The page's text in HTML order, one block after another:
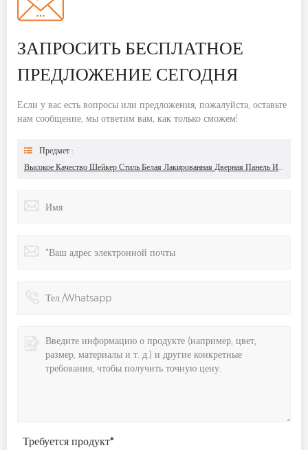
ЗАПРОСИТЬ БЕСПЛАТНОЕ
ПРЕДЛОЖЕНИЕ СЕГОДНЯ
Если у вас есть вопросы или предложения, пожалуйста, оставьте
нам сообщение, мы ответим вам, как только сможем!
Предмет :
Высокое Качество Шейкер Стиль Белая Лакированная Дверная Панель Из МДФ Кухонные Шкафы
Требуется продукт*